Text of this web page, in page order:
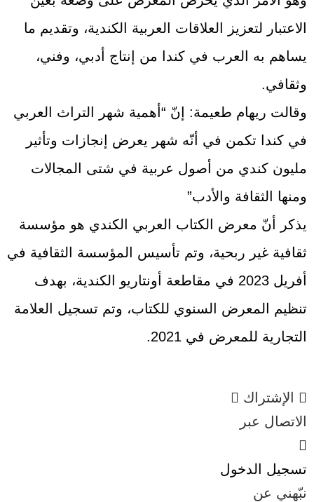
الاعتبار لتعزيز العلاقات العربية الكندية، وتقديم ما
يساهم به العرب في كندا من إنتاج أدبي، وفني،
وثقافي.
وقالت ريهام طعيمة: إنّ “أهمية شهر التراث العربي
في كندا تكمن في أنّه شهر يعرض إنجازات وتأثير
مليون كندي من أصول عربية في شتى المجالات
ومنها الثقافة والأدب”
يذكر أنّ معرض الكتاب العربي الكندي هو مؤسسة
ثقافية غير ربحية، وتم تأسيس المؤسسة الثقافية في
أفريل 2023 في مقاطعة أونتاريو الكندية، بهدف
تنظيم المعرض السنوي للكتاب، وتم تسجيل العلامة
التجارية للمعرض في 2021.
الإشتراك
الاتصال عبر
تسجيل الدخول
نبّهني عن